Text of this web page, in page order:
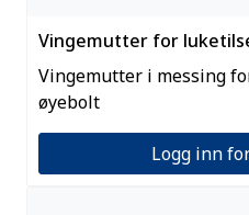
Vingemutter for
Vingemutter i messing
øyebolt
Logg inn